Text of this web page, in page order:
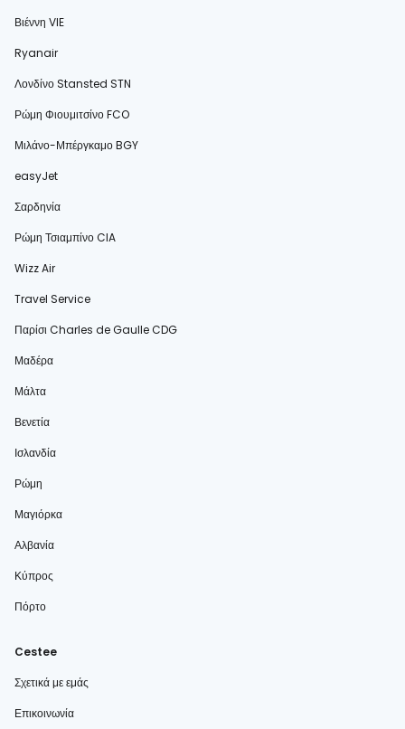
Βιέννη VIE
Ryanair
Λονδίνο Stansted STN
Ρώμη Φιουμιτσίνο FCO
Μιλάνο-Μπέργκαμο BGY
easyJet
Σαρδηνία
Ρώμη Τσιαμπίνο CIA
Wizz Air
Travel Service
Παρίσι Charles de Gaulle CDG
Μαδέρα
Μάλτα
Βενετία
Ισλανδία
Ρώμη
Μαγιόρκα
Αλβανία
Κύπρος
Πόρτο
Cestee
Σχετικά με εμάς
Επικοινωνία